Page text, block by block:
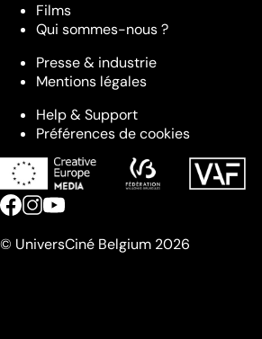
Films
Qui sommes-nous ?
Presse & industrie
Mentions légales
Help & Support
Préférences de cookies
© UniversCiné Belgium 2026